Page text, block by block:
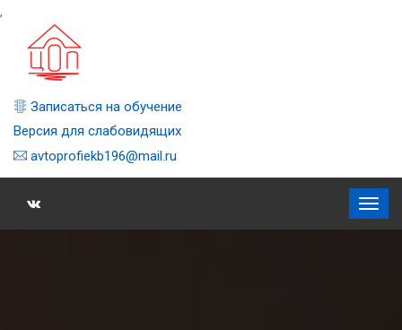
,
Записаться на обучение
Версия для слабовидящих
avtoprofiekb196@mail.ru